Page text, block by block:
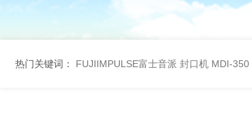
热门关键词： FUJIIMPULSE富士音派 封口机 MDI-350